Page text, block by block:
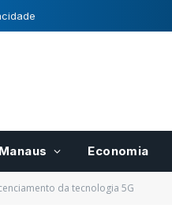
Manaus Economia
da tecnologia 5G